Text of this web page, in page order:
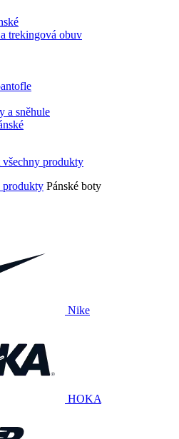
trekingová obuv
a sněhule
produkty Pánské boty
Nike
HOKA